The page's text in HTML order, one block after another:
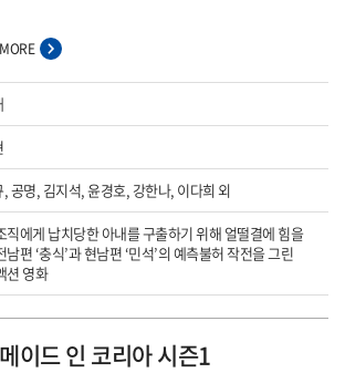
MORE
, 공명, 김지석, 윤경호, 강한나, 이다희 외
직에게 납치당한 아내를 구출하기 위해 얼떨결에 힘을
남편 ‘충식’과 현남편 ‘민석’의 예측불허 작전을 그린
션 영화
메이드 인 코리아 시즌1